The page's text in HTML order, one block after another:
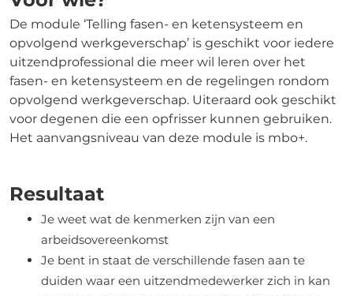
De module ‘Telling fasen- en ketensysteem en
opvolgend werkgeverschap’ is geschikt voor iedere
uitzendprofessional die meer wil leren over het
fasen- en ketensysteem en de regelingen rondom
opvolgend werkgeverschap. Uiteraard ook geschikt
voor degenen die een opfrisser kunnen gebruiken.
Het aanvangsniveau van deze module is mbo+.
Resultaat
Je weet wat de kenmerken zijn van een
arbeidsovereenkomst
Je bent in staat de verschillende fasen aan te
duiden waar een uitzendmedewerker zich in kan